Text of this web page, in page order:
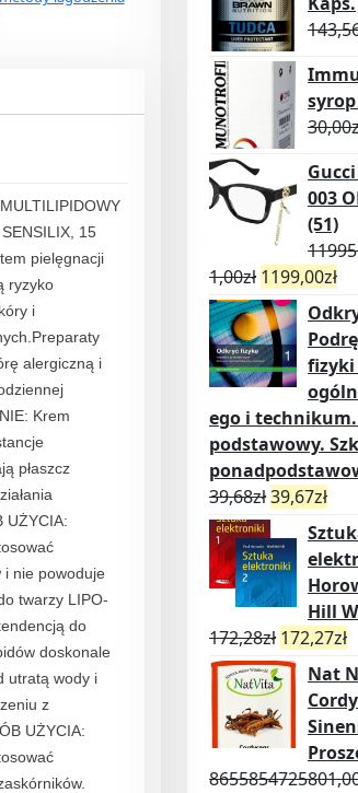
15
pielęgnacji
ryzyko
i
alergiczną i
Krem
płaszcz
UŻYCIA:
i nie powoduje
twarzy LIPO-
do
doskonale
utratą wody i
z
UŻYCIA:
30,00
003
(51)
1,00zł 1199,00zł
fizyki
ego i
podstawowy.
39,68zł39,67zł
Hill
172,28zł 172,27zł
Nat